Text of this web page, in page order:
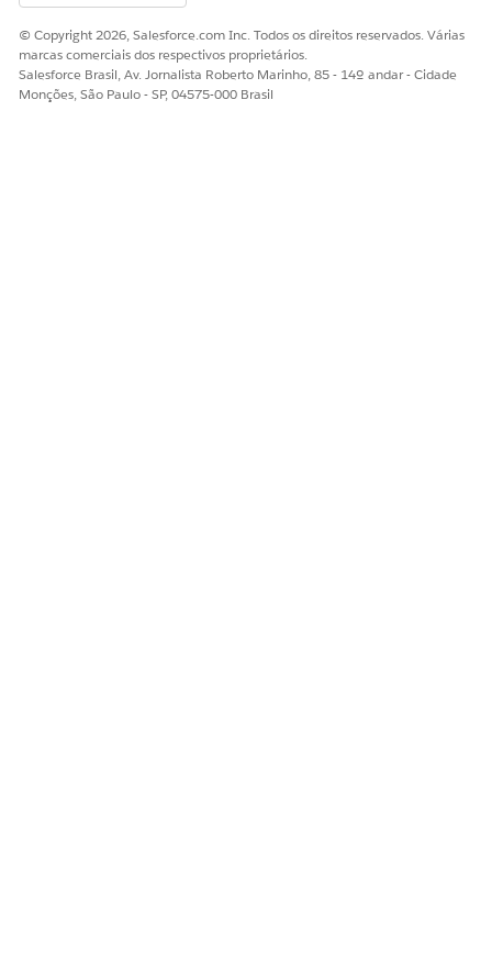
© Copyright 2026, Salesforce.com Inc. Todos os direitos reservados. Várias
marcas comerciais dos respectivos proprietários.
Salesforce Brasil, Av. Jornalista Roberto Marinho, 85 - 14º andar - Cidade
Monções, São Paulo - SP, 04575-000 Brasil